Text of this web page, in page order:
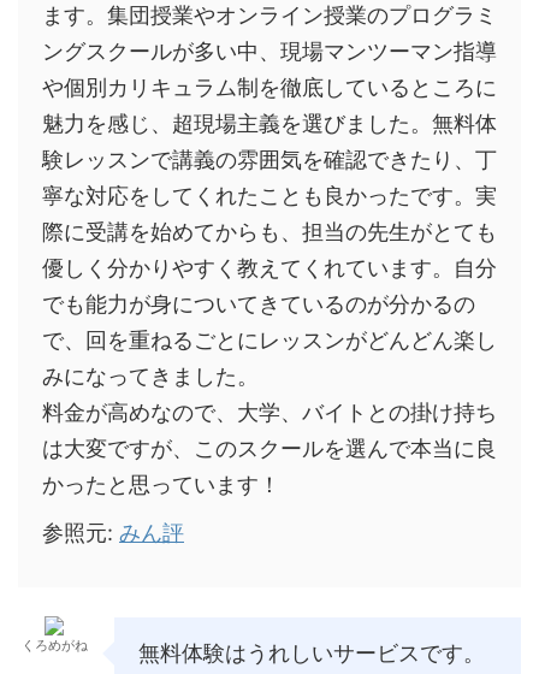
ます。集団授業やオンライン授業のプログラミ
ングスクールが多い中、現場マンツーマン指導
や個別カリキュラム制を徹底しているところに
魅力を感じ、超現場主義を選びました。無料体
験レッスンで講義の雰囲気を確認できたり、丁
寧な対応をしてくれたことも良かったです。実
際に受講を始めてからも、担当の先生がとても
優しく分かりやすく教えてくれています。自分
でも能力が身についてきているのが分かるの
で、回を重ねるごとにレッスンがどんどん楽し
みになってきました。
料金が高めなので、大学、バイトとの掛け持ち
は大変ですが、このスクールを選んで本当に良
かったと思っています！
参照元: みん評
くろめがね
無料体験はうれしいサービスです。